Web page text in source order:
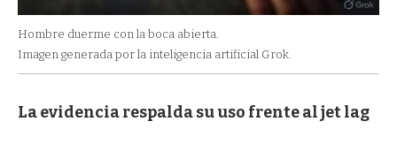
Hombre duerme con la boca abierta.
Imagen generada por la inteligencia artificial Grok.
La evidencia respalda su uso frente al jet lag